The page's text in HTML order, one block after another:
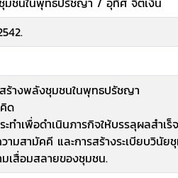
ร้างพลังชุมชนในพุทธปรัชญา
ด
ทำเพื่อดำเนินภารกิจให้บรรลุผลสำเ
ามสามัคคี และการสร้างระเบียบวินัย
เสื่อมสลายของชุมชน.